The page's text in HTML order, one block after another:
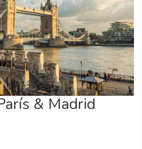
& Madrid